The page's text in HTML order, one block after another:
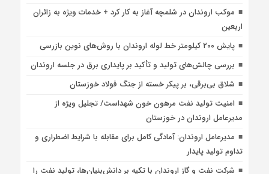
موکب اروندان در شلمچه آغاز به کار کرد + خدمات ویژه به زائران
اربعین
پایش ۲۰۰ کیلومتر خط لوله اروندان با روش‌های نوین بازرسی
بررسی چالش‌های تولید و تأکید بر پایداری برق در جلسه اروندان
شلاق‌ بی‌برقی، بر پیکر خسته‌ از جنگ فولاد خوزستان
امنیت تولید نفت مرهون خون شهداست/ تجلیل ویژه از
مدیرعامل اروندان در خوزستان
مدیرعامل اروندان: آمادگی کامل برای مقابله با شرایط اضطراری و
تداوم تولید پایدار
شرکت نفت و گاز اروندان با تکیه بر دانش‌بنیان‌ها، تولید نفت را